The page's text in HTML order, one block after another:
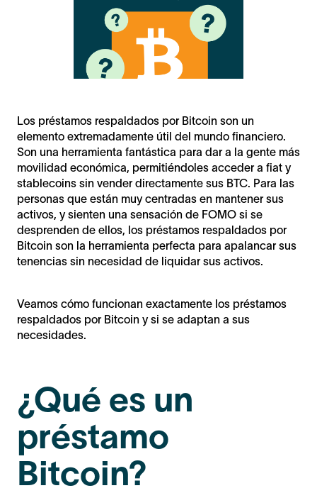
Los préstamos respaldados por Bitcoin son un
elemento extremadamente útil del mundo financiero.
Son una herramienta fantástica para dar a la gente más
movilidad económica, permitiéndoles acceder a fiat y
stablecoins sin vender directamente sus BTC. Para las
personas que están muy centradas en mantener sus
activos, y sienten una sensación de FOMO si se
desprenden de ellos, los préstamos respaldados por
Bitcoin son la herramienta perfecta para apalancar sus
tenencias sin necesidad de liquidar sus activos.
Veamos cómo funcionan exactamente los préstamos
respaldados por Bitcoin y si se adaptan a sus
necesidades.
¿Qué es un
préstamo
Bitcoin?